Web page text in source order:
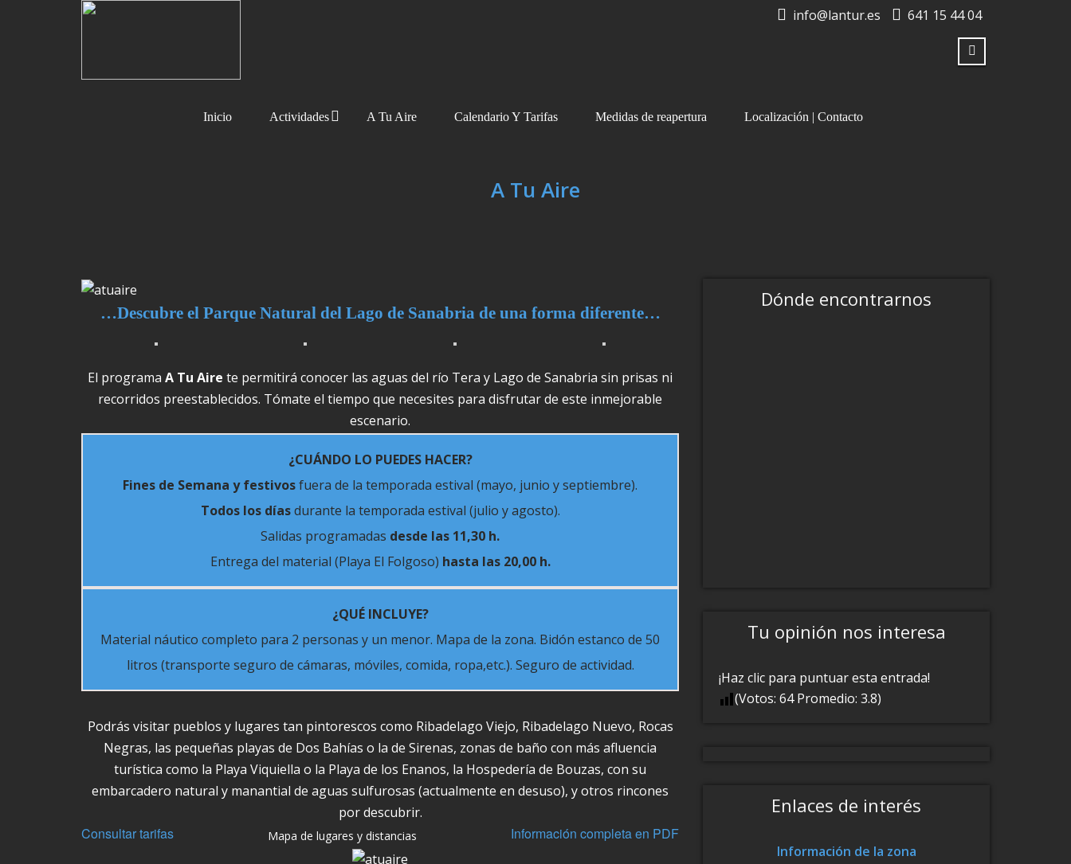
info@lantur.es 641 15 44 04
Inicio Actividades A Tu Aire Calendario Y Tarifas Medidas de reapertura Localización | Contacto
A Tu Aire
…Descubre el Parque Natural del Lago de Sanabria de una forma diferente…
El programa A Tu Aire te permitirá conocer las aguas del río Tera y Lago de Sanabria sin prisas ni
recorridos preestablecidos. Tómate el tiempo que necesites para disfrutar de este inmejorable
escenario.
¿CUÁNDO LO PUEDES HACER?
Fines de Semana y festivosfuera de la temporada estival (mayo, junio y septiembre).
Todos los díasdurante la temporada estival (julio y agosto).
Salidas programadas desde las 11,30 h.
Entrega del material (Playa El Folgoso) hasta las 20,00 h.
¿QUÉ INCLUYE?
Material náutico completo para 2 personas y un menor. Mapa de la zona. Bidón estanco de 50
litros (transporte seguro de cámaras, móviles, comida, ropa,etc.). Seguro de actividad.
Podrás visitar pueblos y lugares tan pintorescos como Ribadelago Viejo, Ribadelago Nuevo, Rocas
Negras, las pequeñas playas de Dos Bahías o la de Sirenas, zonas de baño con más afluencia
turística como la Playa Viquiella o la Playa de los Enanos, la Hospedería de Bouzas, con su
embarcadero natural y manantial de aguas sulfurosas (actualmente en desuso), y otros rincones
por descubrir.
Consultar tarifas Información completa en PDF
Mapa de lugares y distancias
Dónde encontrarnos
Tu opinión nos interesa
¡Haz clic para puntuar esta entrada!
(Votos: 64Promedio: 3.8)
Enlaces de interés
Información de la zona